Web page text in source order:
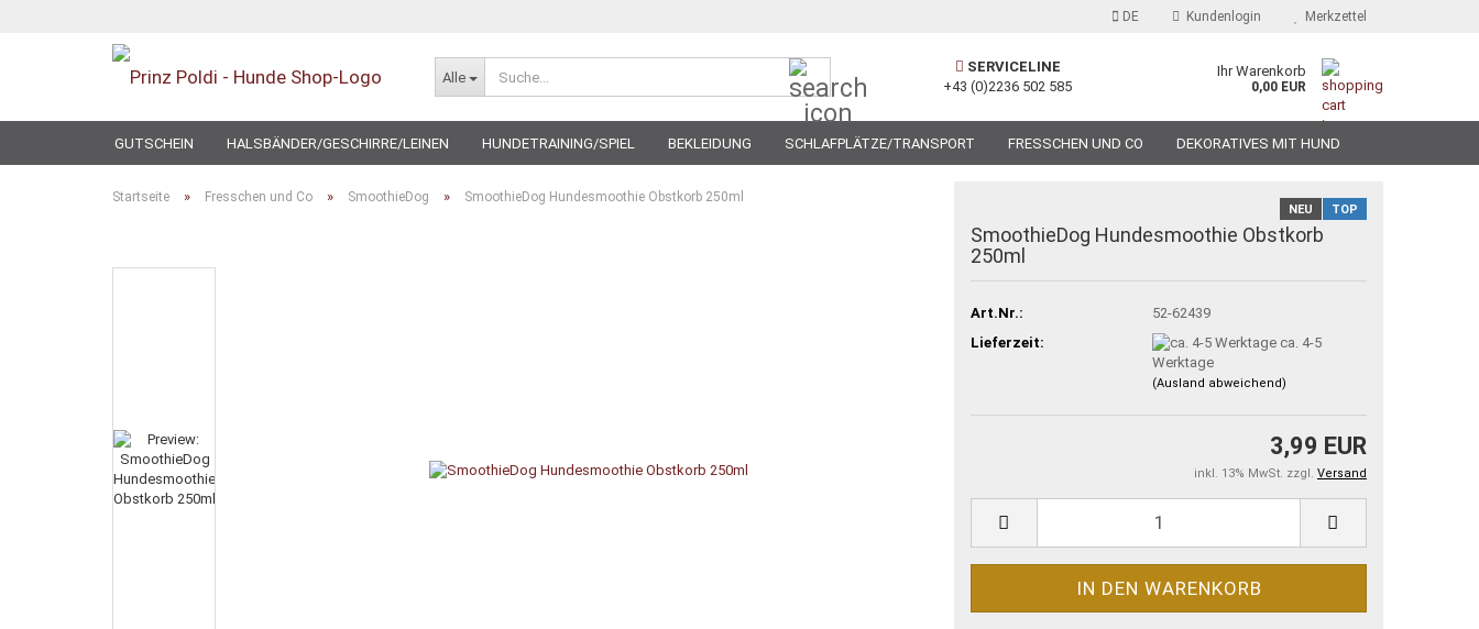
DE Kundenlogin Merkzettel
Alle
SERVICELINE
+43 (0)2236 502 585
Ihr Warenkorb
0,00 EUR
GUTSCHEIN HALSBÄNDER/GESCHIRRE/LEINEN HUNDETRAINING/SPIEL BEKLEIDUNG SCHLAFPLÄTZE/TRANSPORT FRESSCHEN UND CO DEKORATIVES MIT HUND
SPECIAL
Startseite » Fresschen und Co » SmoothieDog » SmoothieDog Hundesmoothie Obstkorb 250ml
NEU TOP
SmoothieDog Hundesmoothie Obstkorb
250ml
Art.Nr.:
52-62439
Lieferzeit:
ca. 4-5
Werktage
(Ausland abweichend)
3,99 EUR
inkl. 13% MwSt. zzgl. Versand